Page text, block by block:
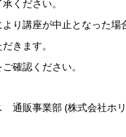
ください。
り講座が中止となった場
きます。
ご確認ください。
通販事業部 (株式会社ホ